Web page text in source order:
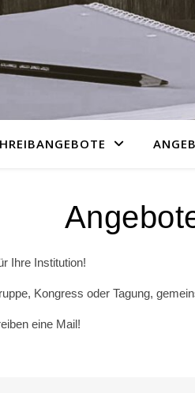
Ihre Institution!
Kongress oder Tagung,
eine Mail!